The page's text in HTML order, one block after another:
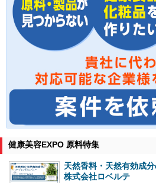
健康美容EXPO 原料特集
天然香料・天然有効成
株式会社ロベルテ